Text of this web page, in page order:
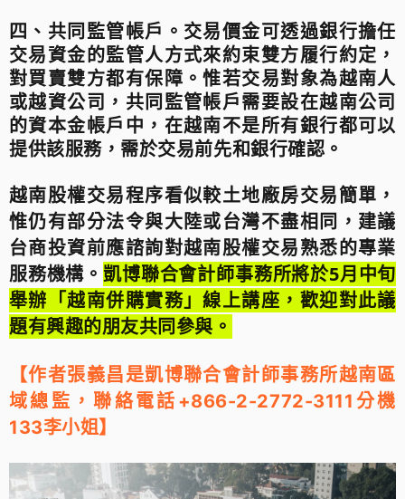
四、共同監管帳戶。交易價金可透過銀行擔任
交易資金的監管人方式來約束雙方履行約定，
對買賣雙方都有保障。惟若交易對象為越南人
或越資公司，共同監管帳戶需要設在越南公司
的資本金帳戶中，在越南不是所有銀行都可以
提供該服務，需於交易前先和銀行確認。
越南股權交易程序看似較土地廠房交易簡單，
惟仍有部分法令與大陸或台灣不盡相同，建議
台商投資前應諮詢對越南股權交易熟悉的專業
服務機構。凱博聯合會計師事務所將於5月中旬
舉辦「越南併購實務」線上講座，歡迎對此議
題有興趣的朋友共同參與。
【作者張義昌是凱博聯合會計師事務所越南區
域總監 ，聯絡電話+866-2-2772-3111分機
133李小姐】